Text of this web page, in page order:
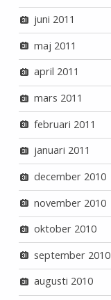
juni 2011
maj 2011
april 2011
mars 2011
februari 2011
januari 2011
december 2010
november 2010
oktober 2010
september 2010
augusti 2010